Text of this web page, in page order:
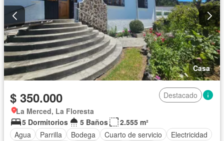
Casa
$ 350.000
Destacado
La Merced, La Floresta
5 Dormitorios
5 Baños
2.555 m²
Agua
Parrilla Bodega Cuarto de servicio
Electricidad